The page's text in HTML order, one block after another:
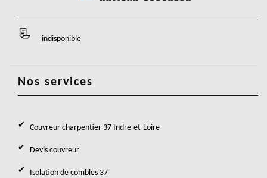
indisponible
Nos services
Couvreur charpentier 37 Indre-et-Loire
Devis couvreur
Isolation de combles 37